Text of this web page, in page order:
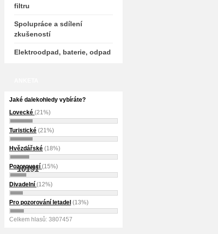
filtru
Spolupráce a sdílení
zkušeností
Elektroodpad, baterie, odpad
Jaké dalekohledy vybíráte?
Lovecké (21%)
Turistické (21%)
Hvězdářské (18%)
Pozorovací (15%)
Divadelní (12%)
Pro pozorování letadel (13%)
Celkem hlasů: 3807457
10191